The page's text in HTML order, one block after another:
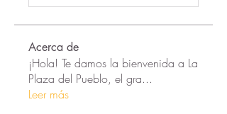
Acerca de
¡Hola! Te damos la bienvenida a La
Plaza del Pueblo, el gra...
Leer más